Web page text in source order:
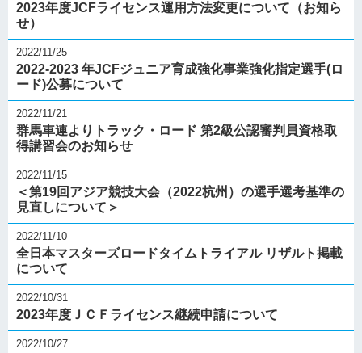
2023年度JCFライセンス運用方法変更について（お知ら
せ）
2022/11/25
2022-2023 年JCFジュニア育成強化事業強化指定選手(ロ
ード)公募について
2022/11/21
群馬車連よりトラック・ロード 第2級公認審判員資格取
得講習会のお知らせ
2022/11/15
＜第19回アジア競技大会（2022杭州）の選手選考基準の
見直しについて＞
2022/11/10
全日本マスターズロードタイムトライアル リザルト掲載
について
2022/10/31
2023年度ＪＣＦライセンス継続申請について
2022/10/27